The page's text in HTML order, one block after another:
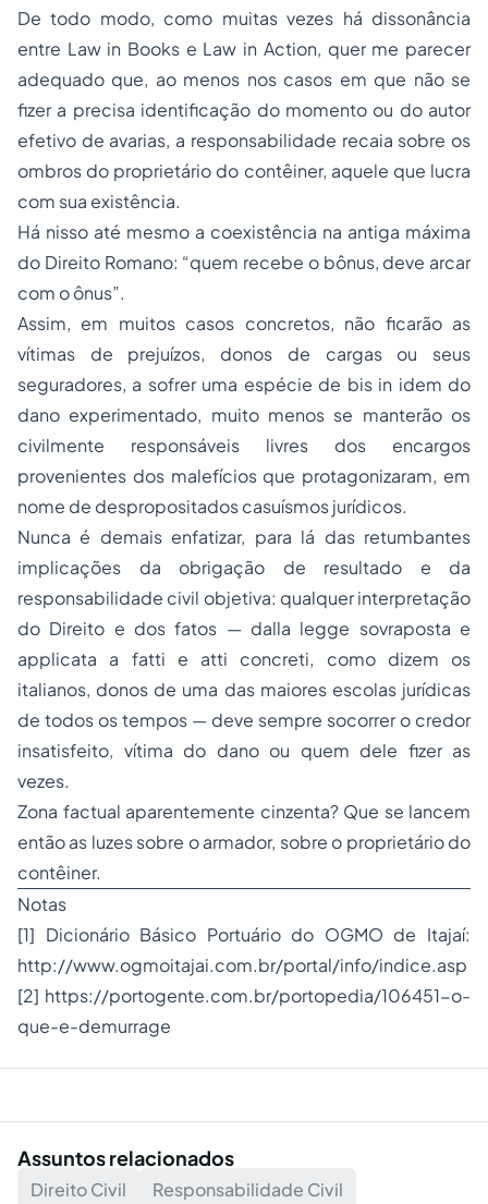
De todo modo, como muitas vezes há dissonância
entre Law in Books e Law in Action, quer me parecer
adequado que, ao menos nos casos em que não se
fizer a precisa identificação do momento ou do autor
efetivo de avarias, a responsabilidade recaia sobre os
ombros do proprietário do contêiner, aquele que lucra
com sua existência.
Há nisso até mesmo a coexistência na antiga máxima
do Direito Romano: “quem recebe o bônus, deve arcar
com o ônus”.
Assim, em muitos casos concretos, não ficarão as
vítimas de prejuízos, donos de cargas ou seus
seguradores, a sofrer uma espécie de bis in idem do
dano experimentado, muito menos se manterão os
civilmente responsáveis livres dos encargos
provenientes dos malefícios que protagonizaram, em
nome de despropositados casuísmos jurídicos.
Nunca é demais enfatizar, para lá das retumbantes
implicações da obrigação de resultado e da
responsabilidade civil objetiva: qualquer interpretação
do Direito e dos fatos — dalla legge sovraposta e
applicata a fatti e atti concreti, como dizem os
italianos, donos de uma das maiores escolas jurídicas
de todos os tempos — deve sempre socorrer o credor
insatisfeito, vítima do dano ou quem dele fizer as
vezes.
Zona factual aparentemente cinzenta? Que se lancem
então as luzes sobre o armador, sobre o proprietário do
contêiner.
Notas
[1] Dicionário Básico Portuário do OGMO de Itajaí:
http://www.ogmoitajai.com.br/portal/info/indice.asp
[2] https://portogente.com.br/portopedia/106451-o-
que-e-demurrage
Assuntos relacionados
Direito Civil
Responsabilidade Civil